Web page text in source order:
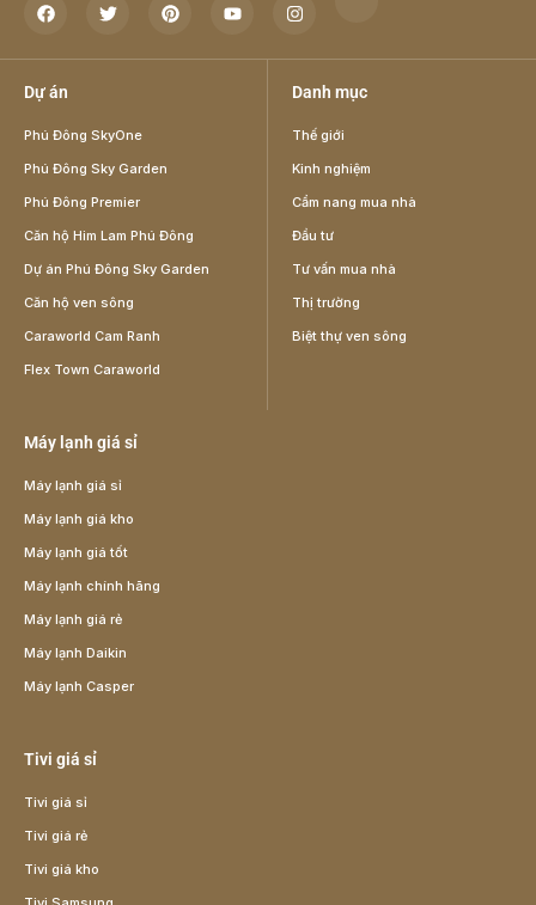
Dự án
Phú Đông SkyOne
Phú Đông Sky Garden
Phú Đông Premier
Căn hộ Him Lam Phú Đông
Dự án Phú Đông Sky Garden
Căn hộ ven sông
Caraworld Cam Ranh
Flex Town Caraworld
Danh mục
Thế giới
Kinh nghiệm
Cẩm nang mua nhà
Đầu tư
Tư vấn mua nhà
Thị trường
Biệt thự ven sông
Máy lạnh giá sỉ
Máy lạnh giá sỉ
Máy lạnh giá kho
Máy lạnh giá tốt
Máy lạnh chính hãng
Máy lạnh giá rẻ
Máy lạnh Daikin
Máy lạnh Casper
Tivi giá sỉ
Tivi giá sỉ
Tivi giá rẻ
Tivi giá kho